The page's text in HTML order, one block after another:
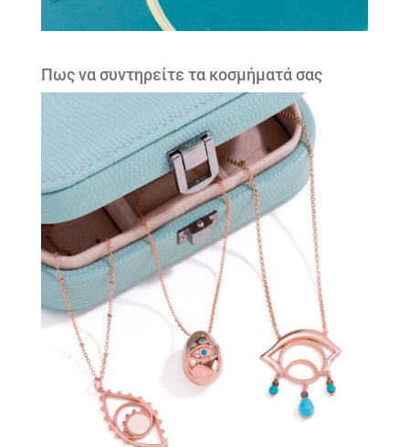
Πως να συντηρείτε τα κοσμήματά σας